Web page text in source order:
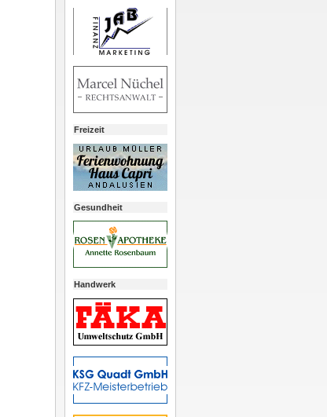
Freizeit
Gesundheit
Handwerk